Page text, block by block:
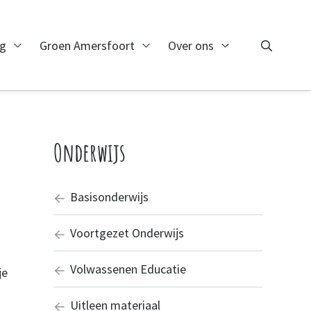
Open Monitoring
Groen Amersfoort
Open Groen Amersfoort
Over ons
Open Over ons
Zoeken
Onderwijs
Basisonderwijs
Voortgezet Onderwijs
Volwassenen Educatie
Uitleen materiaal